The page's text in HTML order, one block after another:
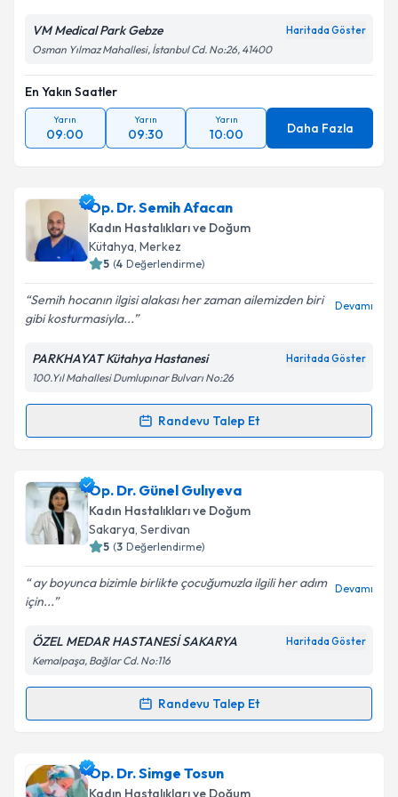
kapsamda işlenmesini kabul ediyorum.
VM Medical Park Gebze Haritada Göster
Osman Yılmaz Mahallesi, İstanbul Cd. No:26, 41400
En Yakın Saatler
Yarın
09:00
Yarın
09:30
Yarın
10:00 Daha Fazla
Op. Dr. Semih Afacan
Kadın Hastalıkları ve Doğum
Kütahya, Merkez
5 (4 Değerlendirme)
Semih hocanın ilgisi alakası her zaman ailemizden biri
gibi kosturmasiyla...
Devamı
PARKHAYAT Kütahya Hastanesi Haritada Göster
100.Yıl Mahallesi Dumlupınar Bulvarı No:26
Randevu Talep Et
Randevu Takvimi Talebi
Op. Dr. Semih Afacaniçin randevu takvimi talebi
oluşturun. Size bu uzmandan randevu almanız için bir
takvim hazırlandığında e-posta ile bilgilendireceğiz.
Kişisel verilerimin işlenmesine ilişkin
Aydınlatma
Metni'ni okudum ve kişisel verilerimin belirtilen
kapsamda işlenmesini kabul ediyorum.
Op. Dr. Günel Gulıyeva
Kadın Hastalıkları ve Doğum
Sakarya, Serdivan
5 (3 Değerlendirme)
ay boyunca bizimle birlikte çocuğumuzla ilgili her adım
için...
Devamı
ÖZEL MEDAR HASTANESİ SAKARYA Haritada Göster
Kemalpaşa, Bağlar Cd. No:116
Randevu Talep Et
Randevu Takvimi Talebi
Op. Dr. Günel Gulıyevaiçin randevu takvimi talebi
oluşturun. Size bu uzmandan randevu almanız için bir
Op. Dr. Simge Tosun
Kadın Hastalıkları ve Doğum